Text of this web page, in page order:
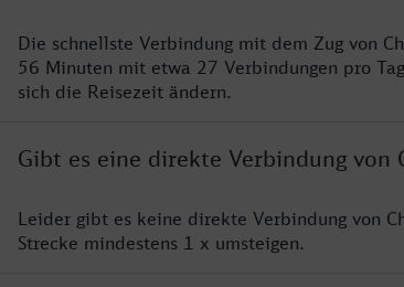
Die schnellste Verbindung mit dem Zug von
56 Minuten mit etwa 27 Verbindungen pro
sich die Reisezeit ändern.
Gibt es eine direkte Verbindung von
Leider gibt es keine direkte Verbindung von
Strecke mindestens 1 x umsteigen.